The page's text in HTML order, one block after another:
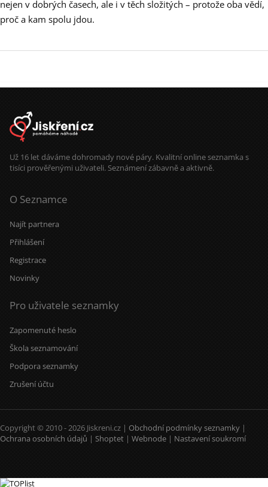
nejen v dobrých časech, ale i v těch složitých – protože oba vědí,
proč a kam spolu jdou.
Už 16 let dáváme dohromady nové páry. Kvalitní online seznamka s
tisíci prověřenými uživateli. Seznámení zábavně a aktivně.
O Seznamce
Najít partnera
Přihlášení
Registrace
Novinky
Pro uživatele seznamky
Zapomenuté heslo
Škola seznamování
Podpora seznamky
Zrušení účtu
Copyright © 2010 - 2026 Jiskreni.cz | Obchodní podmínky seznamky |
Ochrana osobních údajů | Shoptet | Webnode | Nastavení soukromí